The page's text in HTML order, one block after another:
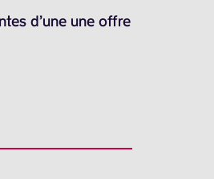
d’une une offre